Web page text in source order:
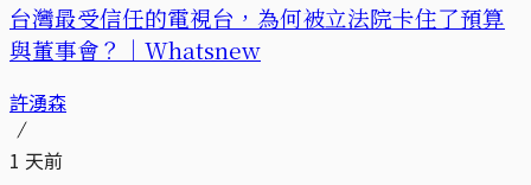
台灣最受信任的電視台，為何被立法院卡住了預算
與董事會？｜Whatsnew
許湧森
1 天前